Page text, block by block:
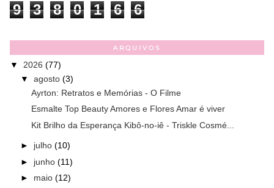
9 3 8 0 1 6 6
ARQUIVOS
▼ 2026 (77)
▼ agosto (3)
Ayrton: Retratos e Memórias - O Filme
Esmalte Top Beauty Amores e Flores Amar é viver
Kit Brilho da Esperança Kibô-no-iê - Triskle Cosmé...
► julho (10)
► junho (11)
► maio (12)